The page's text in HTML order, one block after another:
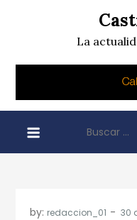
La
by: redaccion_01